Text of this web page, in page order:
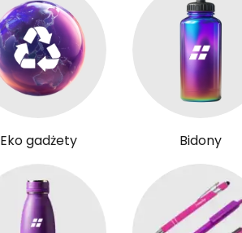
Eko gadżety Bidony